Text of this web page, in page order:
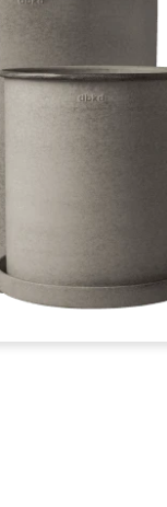
2-teilig rund
dbkd
€129,90